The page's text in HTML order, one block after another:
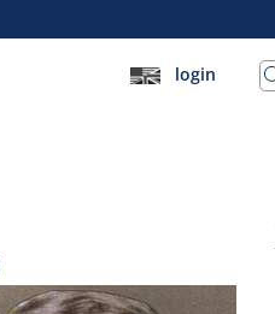
login